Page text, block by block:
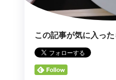
この記事が気に入っ